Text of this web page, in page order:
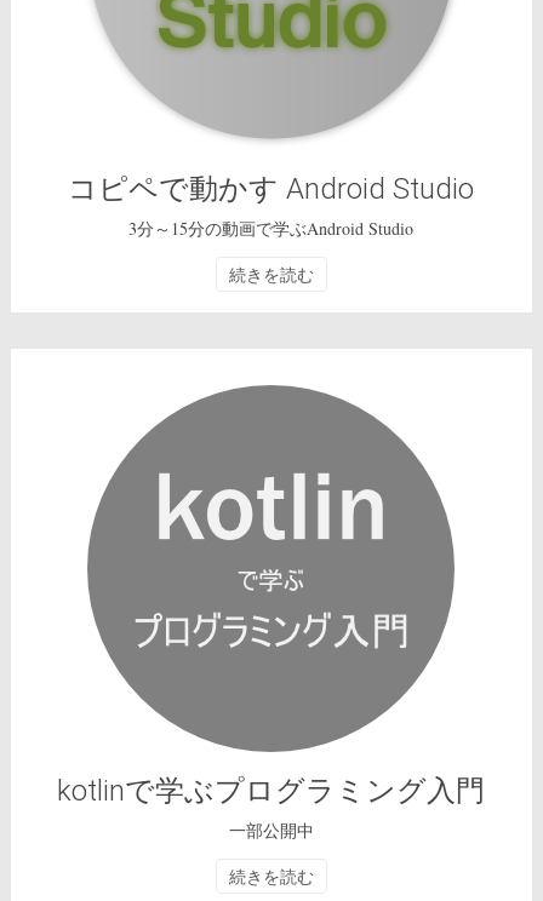
コピペで動かす Android Studio
3分～15分の動画で学ぶAndroid Studio
続きを読む
kotlinで学ぶプログラミング入門
一部公開中
続きを読む